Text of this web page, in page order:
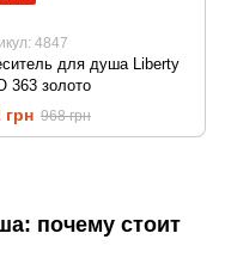
4847
для душа Liberty
363 золото
грн 968 грн
почему стоит